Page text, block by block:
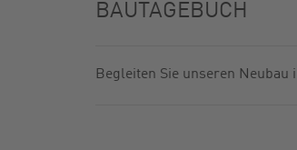
BAUTAGEBUCH
Begleiten Sie unseren Neubau